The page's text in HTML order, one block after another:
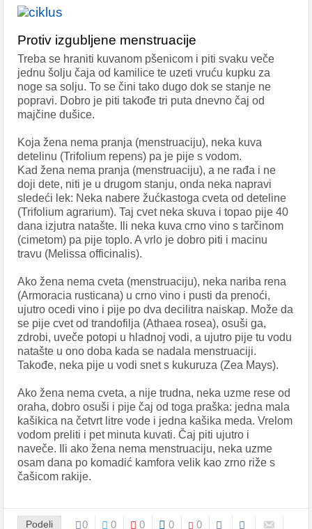
Protiv izgubljene menstruacije
Treba se hraniti kuvanom pšenicom i piti svaku veče
jednu šolju čaja od kamilice te uzeti vruću kupku za
noge sa solju. To se čini tako dugo dok se stanje ne
popravi. Dobro je piti takođe tri puta dnevno čaj od
majčine dušice.
Koja žena nema pranja (menstruaciju), neka kuva
detelinu (Trifolium repens) pa je pije s vodom.
Kad žena nema pranja (menstruaciju), a ne rađa i ne
doji dete, niti je u drugom stanju, onda neka napravi
sledeći lek: Neka nabere žućkastoga cveta od deteline
(Trifolium agrarium). Taj cvet neka skuva i topao pije 40
dana izjutra natašte. Ili neka kuva crno vino s tarčinom
(cimetom) pa pije toplo. A vrlo je dobro piti i macinu
travu (Melissa officinalis).
Ako žena nema cveta (menstruaciju), neka nariba rena
(Armoracia rusticana) u crno vino i pusti da prenoći,
ujutro ocedi vino i pije po dva decilitra naiskap. Može da
se pije cvet od trandofilja (Athaea rosea), osuši ga,
zdrobi, uveče potopi u hladnoj vodi, a ujutro pije tu vodu
natašte u ono doba kada se nadala menstruaciji.
Takođe, neka pije u vodi snet s kukuruza (Zea Mays).
Ako žena nema cveta, a nije trudna, neka uzme rese od
oraha, dobro osuši i pije čaj od toga praška: jedna mala
kašikica na četvrt litre vode i jedna kašika meda. Vrelom
vodom preliti i pet minuta kuvati. Čaj piti ujutro i
naveče. Ili ako žena nema menstruaciju, neka uzme
osam dana po komadić kamfora velik kao zrno riže s
čašicom rakije.
Podeli 0 0 0 0 0